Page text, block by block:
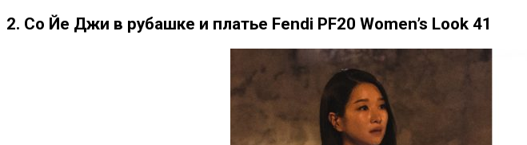
2. Со Йе Джи в рубашке и платье Fendi PF20 Women’s Look 41